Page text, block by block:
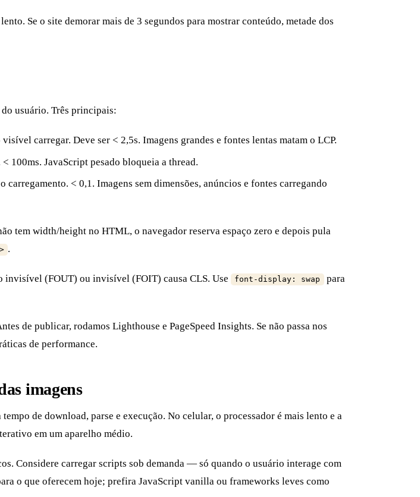
Se o site demorar mais de 3 segundos para mostrar conteúdo, metade dos
usuário. Três principais:
carregar. Deve ser < 2,5s. Imagens grandes e fontes lentas matam o LCP.
100ms. JavaScript pesado bloqueia a thread.
< 0,1. Imagens sem dimensões, anúncios e fontes carregando
tem width/height no HTML, o navegador reserva espaço zero e depois pula
.
invisível (FOUT) ou invisível (FOIT) causa CLS. Use font-display: swap
para
de publicar, rodamos Lighthouse e PageSpeed Insights. Se não passa nos
de performance.
imagens
de download, parse e execução. No celular, o processador é mais lento e a
em um aparelho médio.
Considere carregar scripts sob demanda — só quando o usuário interage com
o que oferecem hoje; prefira JavaScript vanilla ou frameworks leves como